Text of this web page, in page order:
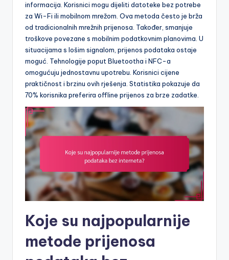
informacija. Korisnici mogu dijeliti datoteke bez potrebe
za Wi-Fi ili mobilnom mrežom. Ova metoda često je brža
od tradicionalnih mrežnih prijenosa. Također, smanjuje
troškove povezane s mobilnim podatkovnim planovima. U
situacijama s lošim signalom, prijenos podataka ostaje
moguć. Tehnologije poput Bluetootha i NFC-a
omogućuju jednostavnu upotrebu. Korisnici cijene
praktičnost i brzinu ovih rješenja. Statistika pokazuje da
70% korisnika preferira offline prijenos za brze zadatke.
Koje su najpopularnije
metode prijenosa